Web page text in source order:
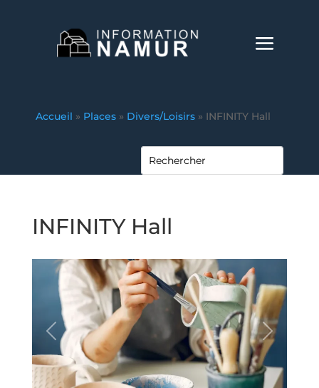
Accueil » Places » Divers/Loisirs » INFINITY Hall
INFINITY Hall
Précédente Prochaine